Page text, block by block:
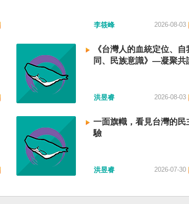
李筱峰 2026-08-03
《台灣人的血統定位、自
同、民族意識》—凝聚共
洪昱睿 2026-08-03
一面旗幟，看見台灣的民
驗
洪昱睿 2026-07-30